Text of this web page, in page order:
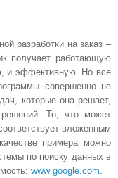
разработки на заказ –
получает работающую
и эффективную. Но все
совершенно не
которые она решает,
То, что может
вложенным
примера можно
по поиску данных в
www. google com